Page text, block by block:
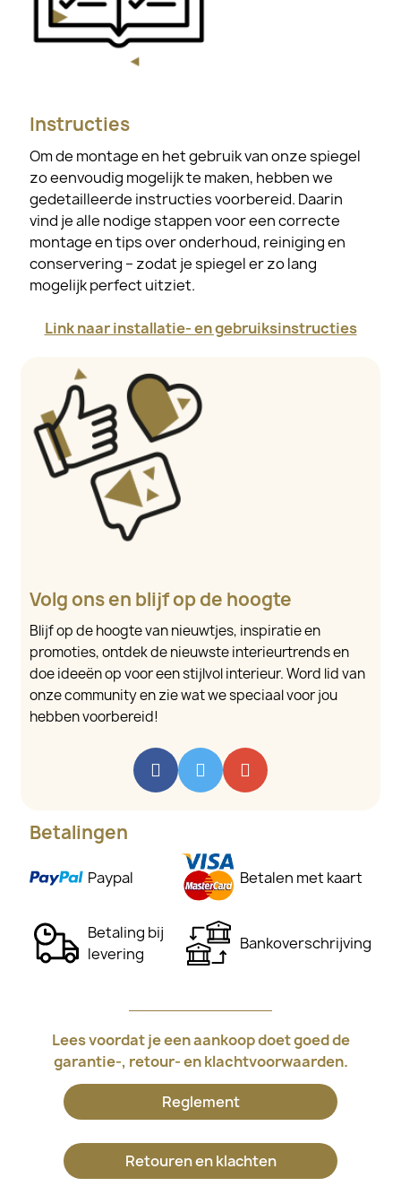
Instructies
Om de montage en het gebruik van onze spiegel
zo eenvoudig mogelijk te maken, hebben we
gedetailleerde instructies voorbereid. Daarin
vind je alle nodige stappen voor een correcte
montage en tips over onderhoud, reiniging en
conservering – zodat je spiegel er zo lang
mogelijk perfect uitziet.
Link naar installatie- en gebruiksinstructies
Volg ons en blijf op de hoogte
Blijf op de hoogte van nieuwtjes, inspiratie en
promoties, ontdek de nieuwste interieurtrends en
doe ideeën op voor een stijlvol interieur. Word lid van
onze community en zie wat we speciaal voor jou
hebben voorbereid!
Betalingen
Paypal Betalen met kaart
Betaling bij
levering
Bankoverschrijving
Lees voordat je een aankoop doet goed de
garantie-, retour- en klachtvoorwaarden.
Reglement
Retouren en klachten